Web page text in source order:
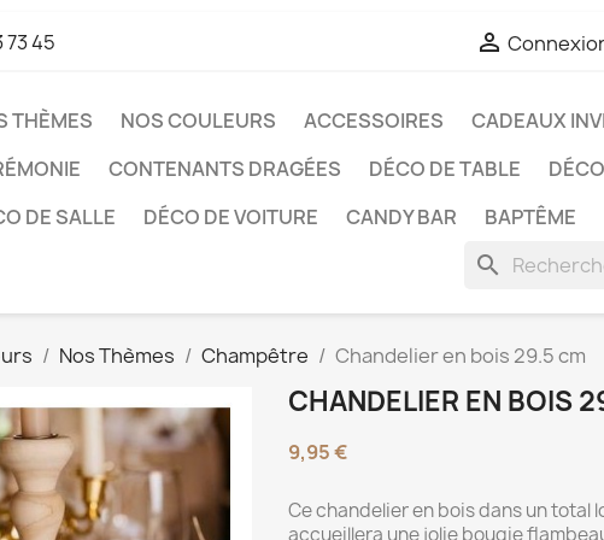
73 45 
THÈMES NOS COULEURS ACCESSOIRES
CADEAUX
CONTENANTS DRAGÉES DÉCO DE TABLE
DE SALLE
DÉCO DE VOITURE CANDY BAR BAPTÊME
search
Nos Thèmes Champêtre Chandelier en bois 29.5 cm
CHANDELIER EN BOIS
9,95 €
Ce chandelier en bois dans un total
accueillera une jolie bougie